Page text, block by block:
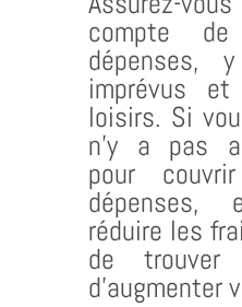
compte
dépenses,
imprévus
loisirs. Si
n’y a pas
pour
dépenses,
réduire les
de trouver
d’augmenter